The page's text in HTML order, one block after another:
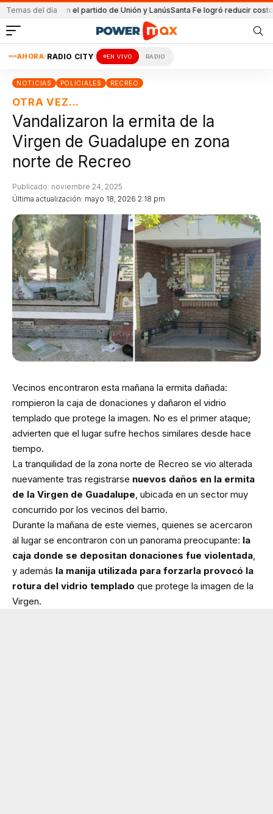
Temas del día
en el partido de Unión y LanúsSanta Fe logró reducir costo
AHORA: RADIO CITY EN VIVO RADIO
NOTICIAS POLICIALES RECREO
OTRA VEZ...
Vandalizaron la ermita de la
Virgen de Guadalupe en zona
norte de Recreo
Última actualización: mayo 18, 2026 2:18 pm
Publicado: noviembre 24, 2025
Vecinos encontraron esta mañana la ermita dañada:
rompieron la caja de donaciones y dañaron el vidrio
templado que protege la imagen. No es el primer ataque;
advierten que el lugar sufre hechos similares desde hace
tiempo.
La tranquilidad de la zona norte de Recreo se vio alterada
nuevamente tras registrarse nuevos daños en la ermita
de la Virgen de Guadalupe, ubicada en un sector muy
concurrido por los vecinos del barrio.
Durante la mañana de este viernes, quienes se acercaron
al lugar se encontraron con un panorama preocupante: la
caja donde se depositan donaciones fue violentada,
y además la manija utilizada para forzarla provocó la
rotura del vidrio templado que protege la imagen de la
Virgen.